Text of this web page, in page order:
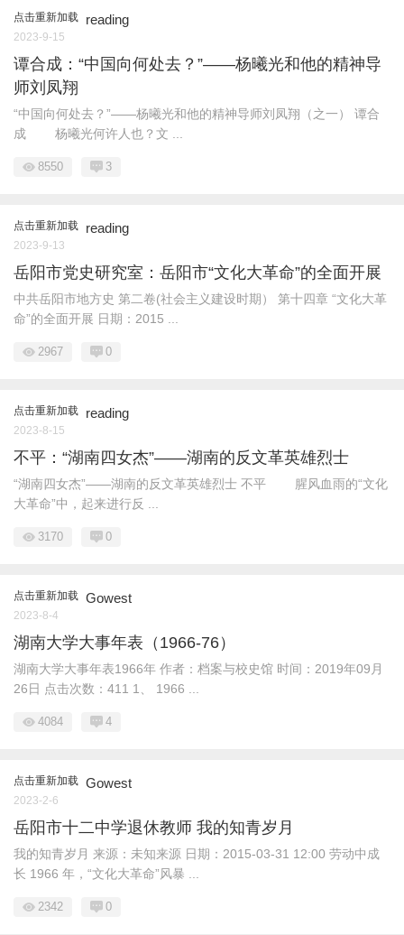
点击重新加载 reading
2023-9-15
谭合成：“中国向何处去？”——杨曦光和他的精神导
师刘凤翔
“中国向何处去？”——杨曦光和他的精神导师刘凤翔（之一） 谭合
成 杨曦光何许人也？文 ...
8550 3
点击重新加载 reading
2023-9-13
岳阳市党史研究室：岳阳市“文化大革命”的全面开展
中共岳阳市地方史 第二卷(社会主义建设时期） 第十四章 “文化大革
命”的全面开展 日期：2015 ...
2967 0
点击重新加载 reading
2023-8-15
不平：“湖南四女杰”——湖南的反文革英雄烈士
“湖南四女杰”——湖南的反文革英雄烈士 不平 腥风血雨的“文化
大革命”中，起来进行反 ...
3170 0
点击重新加载 Gowest
2023-8-4
湖南大学大事年表（1966-76）
湖南大学大事年表1966年 作者：档案与校史馆 时间：2019年09月
26日 点击次数：411 1、 1966 ...
4084 4
点击重新加载 Gowest
2023-2-6
岳阳市十二中学退休教师 我的知青岁月
我的知青岁月 来源：未知来源 日期：2015-03-31 12:00 劳动中成
长 1966 年，“文化大革命”风暴 ...
2342 0